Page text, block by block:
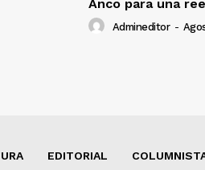
Anco para una
Admineditor -
EDITORIAL